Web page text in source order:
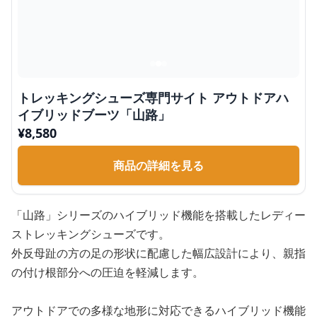
トレッキングシューズ専門サイト アウトドアハ
イブリッドブーツ「山路」
¥8,580
商品の詳細を見る
「山路」シリーズのハイブリッド機能を搭載したレディー
ストレッキングシューズです。
外反母趾の方の足の形状に配慮した幅広設計により、親指
の付け根部分への圧迫を軽減します。
アウトドアでの多様な地形に対応できるハイブリッド機能